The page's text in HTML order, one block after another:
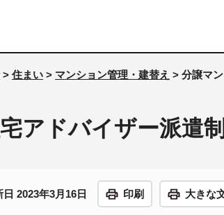
> 住まい > マンション管理・建替え > 分譲マ
アドバイザー派遣
2023年3月16日 印刷 大きな